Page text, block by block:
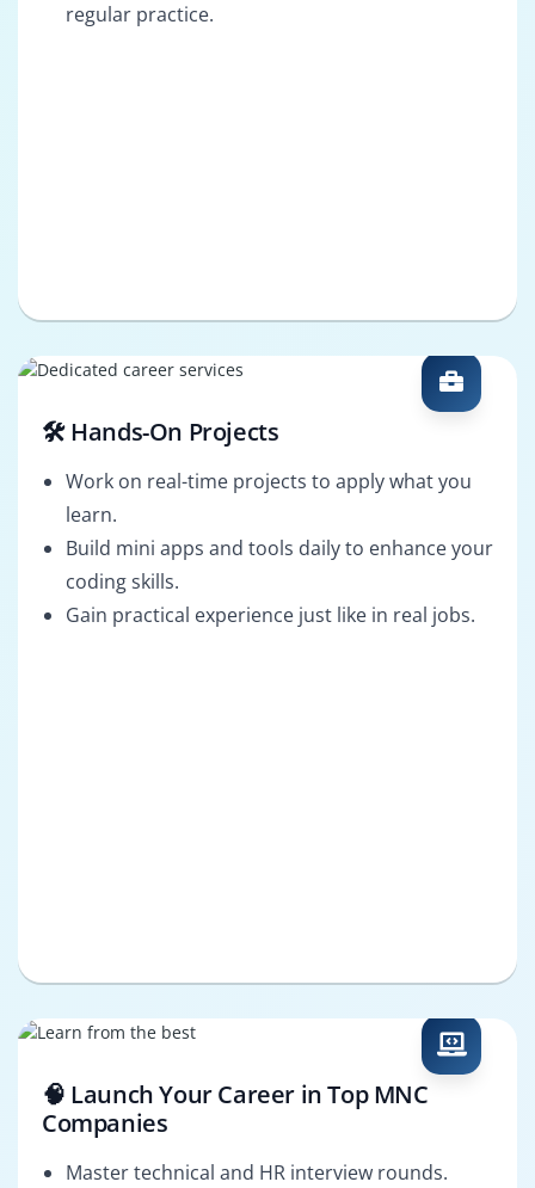
regular practice.
🛠️ Hands-On Projects
Work on real-time projects to apply what you
learn.
Build mini apps and tools daily to enhance your
coding skills.
Gain practical experience just like in real jobs.
🧠 Launch Your Career in Top MNC
Companies
Master technical and HR interview rounds.